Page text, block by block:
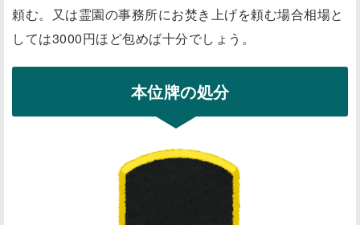
頼む。又は霊園の事務所にお焚き上げを頼む場合相場と
しては3000円ほど包めば十分でしょう。
本位牌の処分